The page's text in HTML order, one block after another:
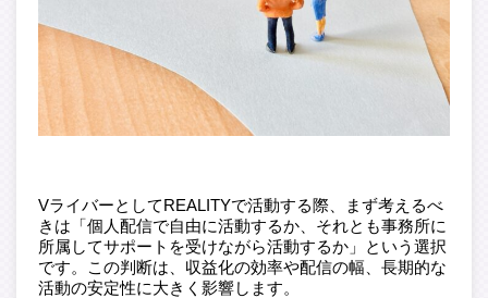
VライバーとしてREALITYで活動する際、まず考えるべ
きは「個人配信で自由に活動するか、それとも事務所に
所属してサポートを受けながら活動するか」という選択
です。この判断は、収益化の効率や配信の幅、長期的な
活動の安定性に大きく影響します。